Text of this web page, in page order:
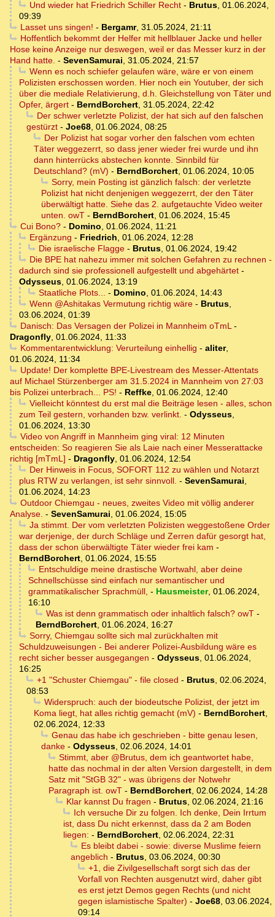
Und wieder hat Friedrich Schiller Recht- Brutus, 01.06.2024,
09:39
Lasset uns singen! - Bergamr, 31.05.2024, 21:11
Hoffentlich bekommt der Helfer mit hellblauer Jacke und heller
Hose keine Anzeige nur deswegen, weil er das Messer kurz in der
Hand hatte. - SevenSamurai, 31.05.2024, 21:57
Wenn es noch schiefer gelaufen wäre, wäre er von einem
Polizisten erschossen worden. Hier noch ein Youtuber, der sich
über die mediale Relativierung, d.h. Gleichstellung von Täter und
Opfer, ärgert - BerndBorchert, 31.05.2024, 22:42
Der schwer verletzte Polizist, der hat sich auf den falschen
gestürzt - Joe68, 01.06.2024, 08:25
Der Polizist hat sogar vorher den falschen vom echten
Täter weggezerrt, so dass jener wieder frei wurde und ihn
dann hinterrücks abstechen konnte. Sinnbild für
Deutschland? (mV) - BerndBorchert, 01.06.2024, 10:05
Sorry, mein Posting ist gänzlich falsch: der verletzte
Polizist hat nicht denjenigen weggezerrt, der den Täter
überwältigt hatte. Siehe das 2. aufgetauchte Video weiter
unten. owT - BerndBorchert, 01.06.2024, 15:45
Cui Bono?- Domino, 01.06.2024, 11:21
Ergänzung - Friedrich, 01.06.2024, 12:28
Die israelische Flagge- Brutus, 01.06.2024, 19:42
Die BPE hat nahezu immer mit solchen Gefahren zu rechnen -
dadurch sind sie professionell aufgestellt und abgehärtet -
Odysseus, 01.06.2024, 13:19
Staatliche Plots... - Domino, 01.06.2024, 14:43
Wenn @Ashitakas Vermutung richtig wäre- Brutus,
03.06.2024, 01:39
Danisch: Das Versagen der Polizei in Mannheim oTmL-
Dragonfly, 01.06.2024, 11:33
Kommentarentwicklung: Verurteilung einhellig - aliter,
01.06.2024, 11:34
Update! Der komplette BPE-Livestream des Messer-Attentats
auf Michael Stürzenberger am 31.5.2024 in Mannheim von 27:03
bis Polizei unterbrach... PS! - Reffke, 01.06.2024, 12:40
Vielleicht könntest du erst mal die Beiträge lesen - alles, schon
zum Teil gestern, vorhanden bzw. verlinkt. - Odysseus,
01.06.2024, 13:30
Video von Angriff in Mannheim ging viral: 12 Minuten
entscheiden: So reagieren Sie als Laie nach einer Messerattacke
richtig [mTmL] - Dragonfly, 01.06.2024, 12:54
Der Hinweis in Focus, SOFORT 112 zu wählen und Notarzt
plus RTW zu verlangen, ist sehr sinnvoll. - SevenSamurai,
01.06.2024, 14:23
Outdoor Chiemgau - neues, zweites Video mit völlig anderer
Analyse. - SevenSamurai, 01.06.2024, 15:05
Ja stimmt. Der vom verletzten Polizisten weggestoßene Order
war derjenige, der durch Schläge und Zerren dafür gesorgt hat,
dass der schon überwältigte Täter wieder frei kam -
BerndBorchert, 01.06.2024, 15:55
Entschuldige meine drastische Wortwahl, aber deine
Schnellschüsse sind einfach nur semantischer und
grammatikalischer Sprachmüll, - Hausmeister, 01.06.2024,
16:10
Was ist denn grammatisch oder inhaltlich falsch? owT-
BerndBorchert, 01.06.2024, 16:27
Sorry, Chiemgau sollte sich mal zurückhalten mit
Schuldzuweisungen - Bei anderer Polizei-Ausbildung wäre es
recht sicher besser ausgegangen - Odysseus, 01.06.2024,
16:25
+1 "Schuster Chiemgau" - file closed - Brutus, 02.06.2024,
08:53
Widerspruch: auch der biodeutsche Polizist, der jetzt im
Koma liegt, hat alles richtig gemacht (mV) - BerndBorchert,
02.06.2024, 12:33
Genau das habe ich geschrieben - bitte genau lesen,
danke - Odysseus, 02.06.2024, 14:01
Stimmt, aber @Brutus, dem ich geantwortet habe,
hatte das nochmal in der alten Version dargestellt, in dem
Satz mit "StGB 32" - was übrigens der Notwehr
Paragraph ist. owT - BerndBorchert, 02.06.2024, 14:28
Klar kannst Du fragen - Brutus, 02.06.2024, 21:16
Ich versuche Dir zu folgen. Ich denke, Dein Irrtum
ist, dass Du nicht erkennst, dass da 2 am Boden
liegen: - BerndBorchert, 02.06.2024, 22:31
Es bleibt dabei - sowie: diverse Muslime feiern
angeblich - Brutus, 03.06.2024, 00:30
+1, die Zivilgesellschaft sorgt sich das der
Vorfall von Rechten ausgenutzt wird, daher gibt
es erst jetzt Demos gegen Rechts (und nicht
gegen islamistische Spalter) - Joe68, 03.06.2024,
09:14